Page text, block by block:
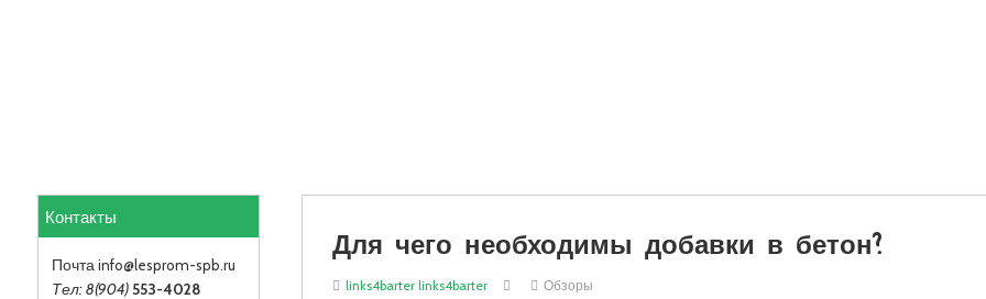
Для чего необходимы добавки в бетон?
links4barter links4barter Обзоры
Контакты
Почта info@lesprom-spb.ru
Тел: 8(904) 553-4028